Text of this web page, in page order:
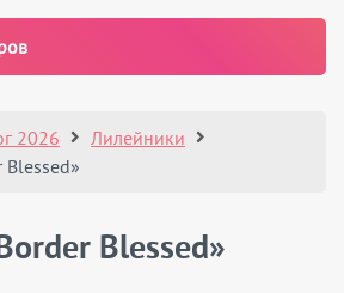
2026
Лилейники
Blessed»